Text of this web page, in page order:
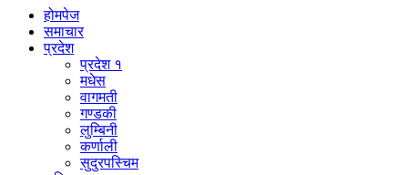
होमपेज
समाचार
प्रदेश
प्रदेश १
मधेस
वागमती
गण्डकी
लुम्बिनी
कर्णाली
सुदुरपस्चिम